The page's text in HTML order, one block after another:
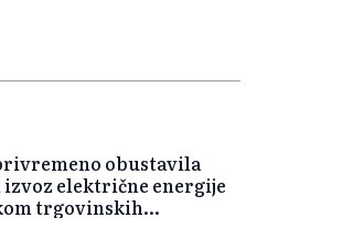
obustavila
izvoz električne energije
trgovinskih